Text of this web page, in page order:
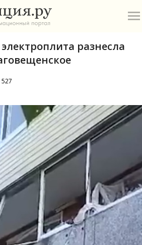
О
П
разнесла
527